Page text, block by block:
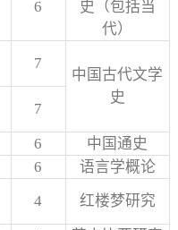
6
史（包括当
代）
7
中国古代文学
史
7
6
中国通史
6
语言学概论
4 红楼梦研究